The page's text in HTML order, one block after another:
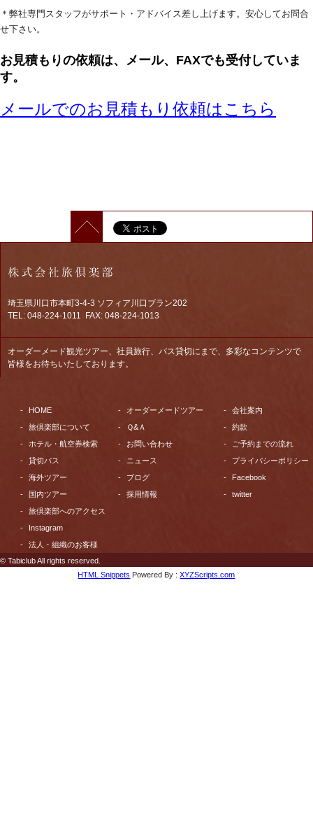
法人・組織のお客様
アクセス
＊弊社専門スタッフがサポート・アドバイス差し上げます。安心してお問合
せ下さい。
お見積もりの依頼は、メール、FAXでも受付していま
す。
メールでのお見積もり依頼はこちら
埼玉県川口市本町3-4-3 ソフィア川口ブラン202
TEL: 048-224-1011 FAX: 048-224-1013
オーダーメード観光ツアー、社員旅行、バス貸切にまで、多彩なコンテンツで
皆様をお待ちいたしております。
HOME
旅倶楽部について
ホテル・航空券検索
貸切バス
海外ツアー
国内ツアー
オーダーメードツアー
Ｑ&Ａ
お問い合わせ
ニュース
ブログ
採用情報
会社案内
約款
ご予約までの流れ
プライバシーポリシー
Facebook
twitter
旅倶楽部へのアクセス
Instagram
法人・組織のお客様
© Tabiclub All rights reserved.
HTML Snippets Powered By :XYZScripts.com